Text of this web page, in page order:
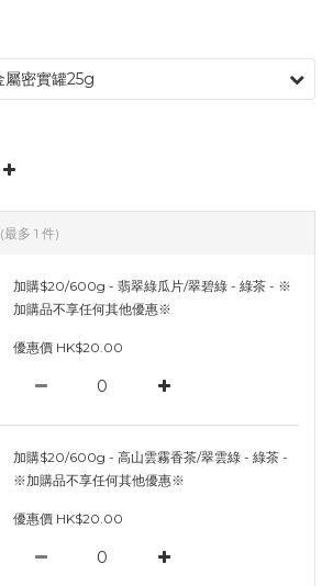
(最多 1 件)
加購$20/600g - 翡翠綠瓜片/翠碧綠 - 綠茶 - ※
加購品不享任何其他優惠※
優惠價 HK$20.00
加購$20/600g - 高山雲霧香茶/翠雲綠 - 綠茶 -
※加購品不享任何其他優惠※
優惠價 HK$20.00